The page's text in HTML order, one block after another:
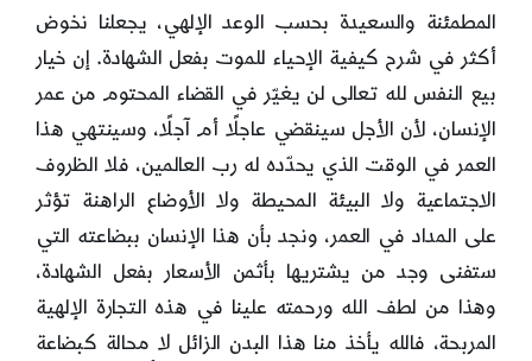
المطمئنة والسعيدة بحسب الوعد الإلهي، يجعلنا نخوض
أكثر في شرح كيفية الإحياء للموت بفعل الشهادة. إن خيار
بيع النفس لله تعالى لن يغيّر في القضاء المحتوم من عمر
الإنسان، لأن الأجل سينقضي عاجلًا أم آجلًا، وسينتهي هذا
العمر في الوقت الذي يحدّده له رب العالمين، فلا الظروف
الاجتماعية ولا البيئة المحيطة ولا الأوضاع الراهنة تؤثر
على المداد في العمر، ونجد بأن هذا الإنسان ببضاعته التي
ستفنى وجد من يشتريها بأثمن الأسعار بفعل الشهادة،
وهذا من لطف الله ورحمته علينا في هذه التجارة الإلهية
المربحة، فالله يأخذ منا هذا البدن الزائل لا محالة كبضاعة